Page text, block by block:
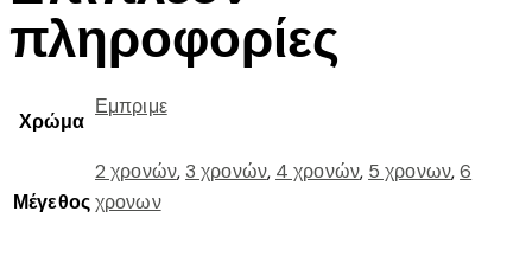
πληροφορίες
Χρώμα
Εμπριμε
Μέγεθος
2 χρονών,3 χρονών, 4 χρονών, 5 χρονων,6
χρονων